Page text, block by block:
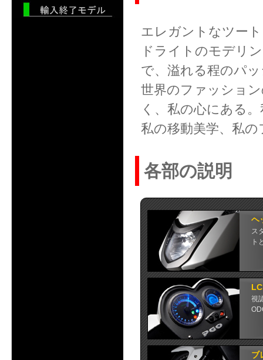
エレガントなツー
ドライトのモデリ
で、溢れる程のパ
世界のファッショ
く、私の心にある
私の移動美学、私
各部の説明
ヘ
ス
ト
視
ブ